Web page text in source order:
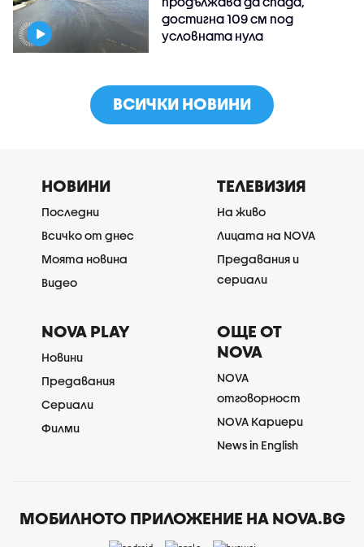
достигна 109 см под
условната нула
ВСИЧКИ НОВИНИ
НОВИНИ
Последни
Всичко от днес
Моята новина
Видео
ТЕЛЕВИЗИЯ
На живо
Лицата на NOVA
Предавания и
сериали
NOVA PLAY
Новини
Предавания
Сериали
Филми
ОЩЕ ОТ
NOVA
NOVA
отговорност
NOVA Кариери
News in English
МОБИЛНОТО ПРИЛОЖЕНИЕ НА NOVA.BG